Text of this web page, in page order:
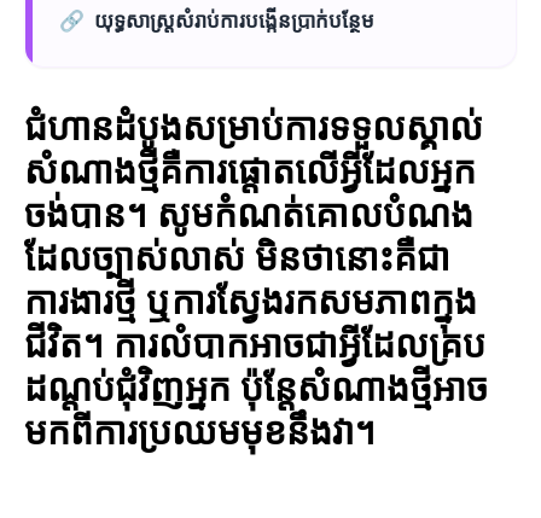
🔗 យុទ្ធសាស្ត្រសំរាប់ការបង្កើនប្រាក់បន្ថែម
ជំហានដំបូងសម្រាប់ការទទួលស្គាល់
សំណាងថ្មីគឺការផ្តោតលើអ្វីដែលអ្នក
ចង់បាន។ សូមកំណត់គោលបំណង
ដែលច្បាស់លាស់ មិនថានោះគឺជា
ការងារថ្មី ឬការស្វែងរកសមភាពក្នុង
ជីវិត។ ការលំបាកអាចជាអ្វីដែលគ្រប
ដណ្ដប់ជុំវិញអ្នក ប៉ុន្តែសំណាងថ្មីអាច
មកពីការប្រឈមមុខនឹងវា។